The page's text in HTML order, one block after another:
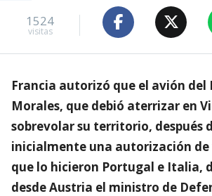
1524
visitas
Francia autorizó que el avión del
Morales, que debió aterrizar en
sobrevolar su territorio, después
inicialmente una autorización
que lo hicieron Portugal e Italia,
desde Austria el ministro de